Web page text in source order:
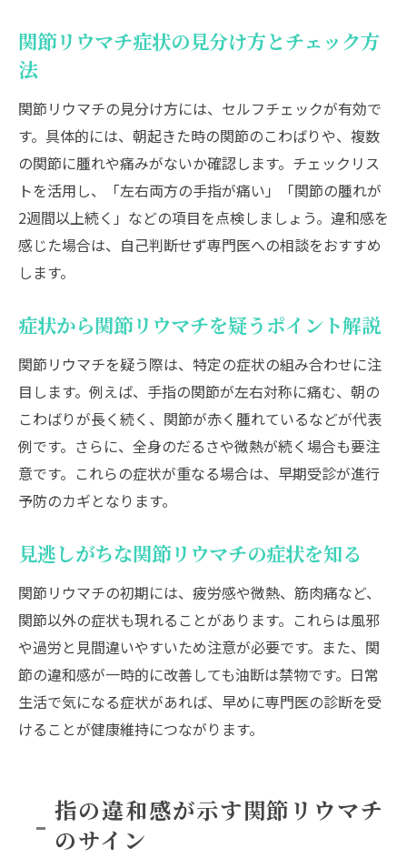
関節リウマチ症状の見分け方とチェック方
法
関節リウマチの見分け方には、セルフチェックが有効で
す。具体的には、朝起きた時の関節のこわばりや、複数
の関節に腫れや痛みがないか確認します。チェックリス
トを活用し、「左右両方の手指が痛い」「関節の腫れが
2週間以上続く」などの項目を点検しましょう。違和感を
感じた場合は、自己判断せず専門医への相談をおすすめ
します。
症状から関節リウマチを疑うポイント解説
関節リウマチを疑う際は、特定の症状の組み合わせに注
目します。例えば、手指の関節が左右対称に痛む、朝の
こわばりが長く続く、関節が赤く腫れているなどが代表
例です。さらに、全身のだるさや微熱が続く場合も要注
意です。これらの症状が重なる場合は、早期受診が進行
予防のカギとなります。
見逃しがちな関節リウマチの症状を知る
関節リウマチの初期には、疲労感や微熱、筋肉痛など、
関節以外の症状も現れることがあります。これらは風邪
や過労と見間違いやすいため注意が必要です。また、関
節の違和感が一時的に改善しても油断は禁物です。日常
生活で気になる症状があれば、早めに専門医の診断を受
けることが健康維持につながります。
指の違和感が示す関節リウマチ
のサイン